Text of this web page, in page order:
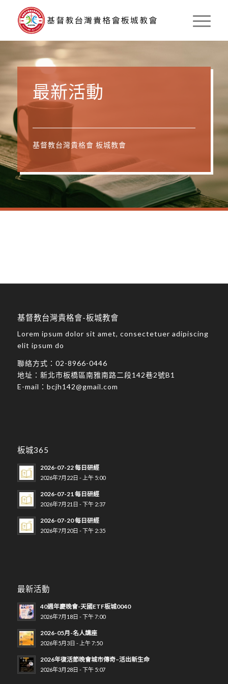
最新活動
基督教台灣貴格會 板城教會
基督教台灣貴格會-板城教會
Lorem ipsum dolor sit amet, consectetuer adipiscing
elit ipsum do
聯絡方式： 02-8966-0446
地址： 新北市板橋區南雅南路二段142巷2號B1
E-mail： bcjh142@gmail.com
板城365
2026-07-22 每日研經
2026年7月22日 - 上午 5:00
2026-07-21 每日研經
2026年7月21日 - 下午 2:37
2026-07-20 每日研經
2026年7月20日 - 下午 2:35
最新活動
40週年慶晚會-天國ETF板城0040
2026年7月18日 - 下午 7:00
2026-05月-名人講座
2026年5月3日 - 上午 7:50
2026年復活節晚會城市傳奇–活出新生命
2026年3月28日 - 下午 5:07